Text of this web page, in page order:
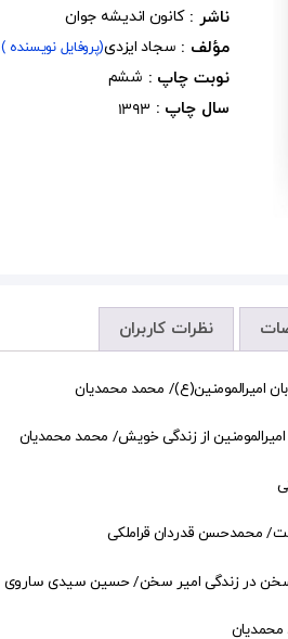
ناشر : کانون اندیشه جوان
مؤلف : سجاد ایزدی(پروفایل نویسنده )
نوبت چاپ : ششم
سال چاپ : 1393
نظرات کاربران